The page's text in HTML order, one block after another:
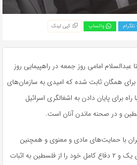
تلگرام واتساپ کپی لینک
عبدالسلام امامی روز جمعه در راهپیمایی روز
همگان ثابت شده که امیدی به سازمان‌های
برای پایان دادن به اشغالگری اسرائیل
و در صحنه ماندن آنان است.
با حمایت‌های مادی و معنوی و همچنین
انجام عملیات‌های وعده صادق یک و ۲ دفاع کامل خود را از فلسطین به اثبات